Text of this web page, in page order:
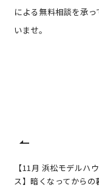
による無料相談を承
いませ。
【11月 浜松モデルハウ
ス】暗くなってからの